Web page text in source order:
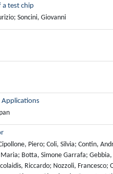
a test chip
Soncini, Giovanni
Piero; Coli, Silvia; Contin,
Botta, Simone Garrafa;
Riccardo; Nozzoli, Francesco;